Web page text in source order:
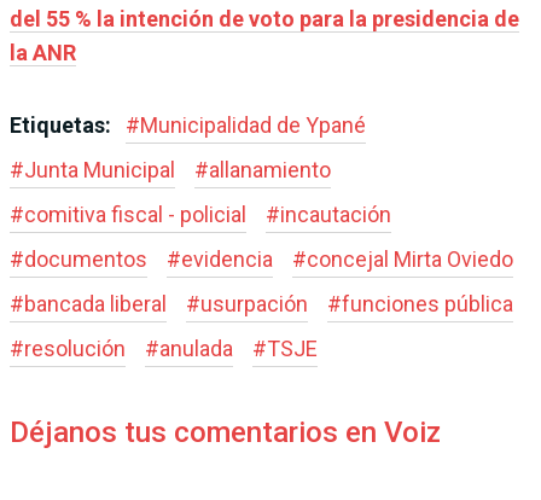
del 55 % la intención de voto para la presidencia de
la ANR
Etiquetas: #Municipalidad de Ypané
#Junta Municipal #allanamiento
#comitiva fiscal - policial #incautación
#documentos #evidencia #concejal Mirta Oviedo
#bancada liberal #usurpación #funciones pública
#resolución #anulada #TSJE
Déjanos tus comentarios en Voiz